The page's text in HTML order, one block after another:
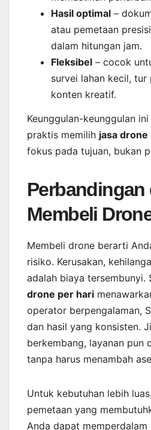
Hasil optimal –
atau pemetaan
dalam hitungan jam.
Fleksibel – cocok
survei lahan kecil,
konten kreatif.
Keunggulan-keunggulan
praktis memilih jasa
fokus pada tujuan, bukan
Perbandingan
Membeli
Membeli drone berarti
risiko. Kerusakan,
adalah biaya tersembunyi.
drone per hari
operator berpengalaman,
dan hasil yang konsisten.
berkembang, layanan pun
tanpa harus menambah
Untuk kebutuhan lebih
pemetaan yang
Anda dapat